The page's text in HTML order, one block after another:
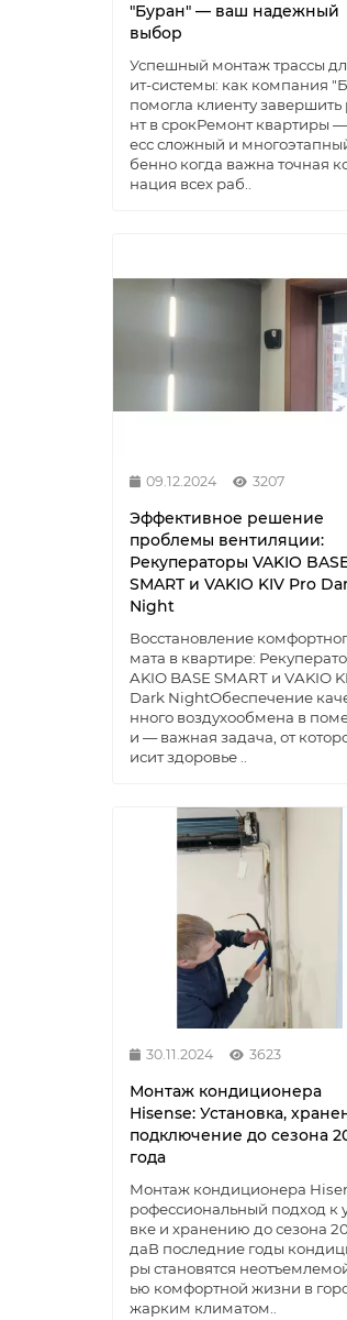
"Буран" — ваш надежный
выбор
Успешный монтаж трассы
ит-системы: как компания
помогла клиенту
нт в срокРемонт квартиры
есс сложный и
бенно когда важна точная
нация всех раб..
09.12.2024 3207
Эффективное решение
проблемы вентиляции:
Рекуператоры VAKIO
SMART и VAKIO KIV Pro
Night
Восстановление
мата в квартире:
AKIO BASE SMART и VAKIO
Dark NightОбеспечение
нного воздухообмена в
и — важная задача, от
исит здоровье ..
30.11.2024 3623
Монтаж кондиционера
Hisense: Установка,
подключение до сезона
года
Монтаж кондиционера
рофессиональный подход к
вке и хранению до сезона
даВ последние годы
ры становятся
ью комфортной жизни в
жарким климатом..